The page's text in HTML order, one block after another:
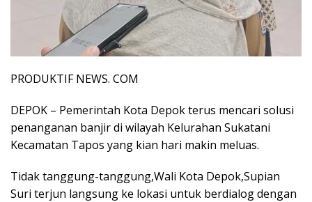
PRODUKTIF NEWS. COM
DEPOK – Pemerintah Kota Depok terus mencari solusi
penanganan banjir di wilayah Kelurahan Sukatani
Kecamatan Tapos yang kian hari makin meluas.
Tidak tanggung-tanggung,Wali Kota Depok,Supian
Suri terjun langsung ke lokasi untuk berdialog dengan